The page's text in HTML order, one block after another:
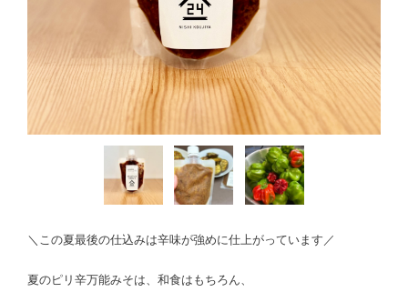
＼この夏最後の仕込みは辛味が強めに仕上がっています／
夏のピリ辛万能みそは、和食はもちろん、